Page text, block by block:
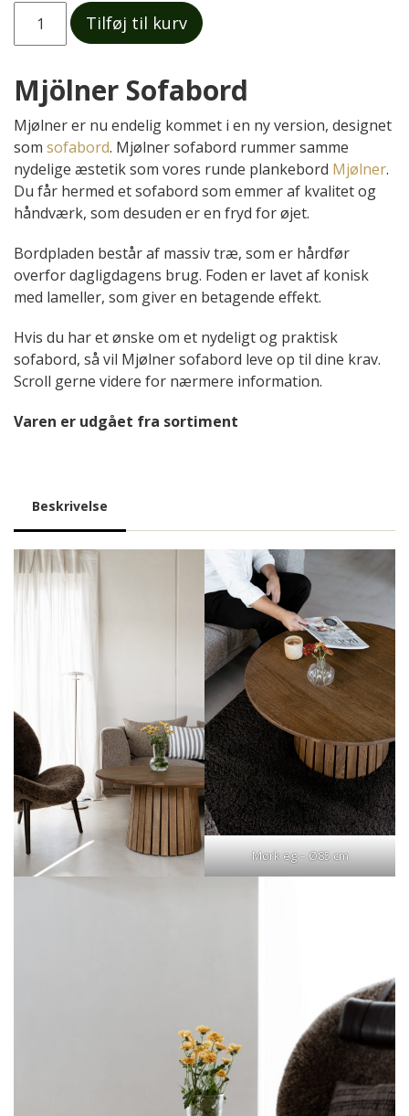
Sofabord Tilføj til kurv
Mjölner Sofabord
Mjølner er nu endelig kommet i en ny version, designet
som sofabord. Mjølner sofabord rummer samme
nydelige æstetik som vores runde plankebord Mjølner.
Du får hermed et sofabord som emmer af kvalitet og
håndværk, som desuden er en fryd for øjet.
Bordpladen består af massiv træ, som er hårdfør
overfor dagligdagens brug. Foden er lavet af konisk
med lameller, som giver en betagende effekt.
Hvis du har et ønske om et nydeligt og praktisk
sofabord, så vil Mjølner sofabord leve op til dine krav.
Scroll gerne videre for nærmere information.
Varen er udgået fra sortiment
Beskrivelse
Mørk eg – Ø85 cm